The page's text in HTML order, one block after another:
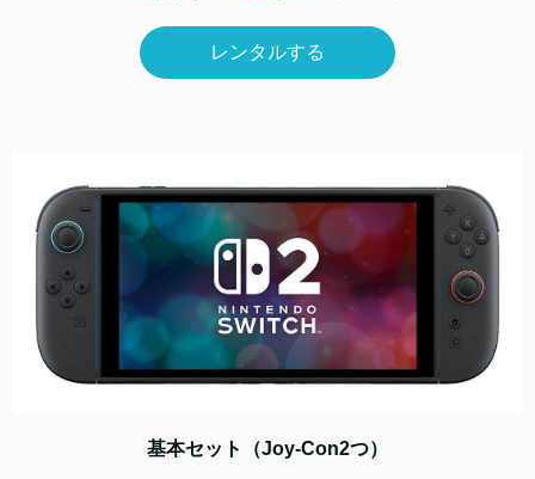
レンタルする
基本セット（Joy-Con2つ）